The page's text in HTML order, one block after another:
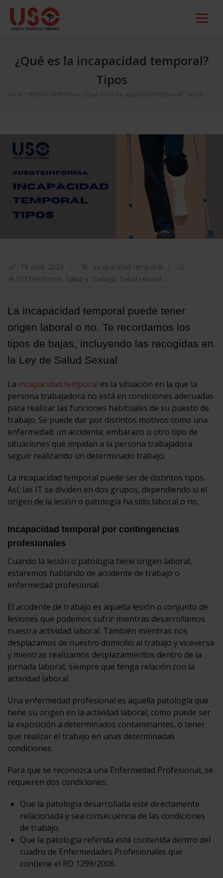
¿Qué es la incapacidad temporal?
Tipos
Inicio #USOTeInforma ¿Qué es la incapacidad temporal? Tipos
18 abril, 2023
incapacidad temporal
#USOTeInforma, Salud y Trabajo, Salud laboral
La incapacidad temporal puede tener
origen laboral o no. Te recordamos los
tipos de bajas, incluyendo las recogidas en
la Ley de Salud Sexual
La incapacidad temporal es la situación en la que la
persona trabajadora no está en condiciones adecuadas
para realizar las funciones habituales de su puesto de
trabajo. Se puede dar por distintos motivos como una
enfermedad; un accidente; embarazo u otro tipo de
situaciones que impidan a la persona trabajadora
seguir realizando un determinado trabajo.
La incapacidad temporal puede ser de distintos tipos.
Así, las IT se dividen en dos grupos, dependiendo si el
origen de la lesión o patología ha sido laboral o no.
Incapacidad temporal por contingencias
profesionales
Cuando la lesión o patología tiene origen laboral,
estaremos hablando de accidente de trabajo o
enfermedad profesional.
El accidente de trabajo es aquella lesión o conjunto de
lesiones que podemos sufrir mientras desarrollamos
nuestra actividad laboral. También mientras nos
desplazamos de nuestro domicilio al trabajo y viceversa
y mientras realizamos desplazamientos dentro de la
jornada laboral, siempre que tenga relación con la
actividad laboral.
Una enfermedad profesional es aquella patología que
tiene su origen en la actividad laboral, como puede ser
la exposición a determinados contaminantes, o tener
que realizar el trabajo en unas determinadas
condiciones.
Para que se reconozca una Enfermedad Profesional, se
requieren dos condiciones:
Que la patología desarrollada esté directamente
relacionada y sea consecuencia de las condiciones
de trabajo.
Que la patología referida esté contenida dentro del
cuadro de Enfermedades Profesionales que
contiene el RD 1299/2006.